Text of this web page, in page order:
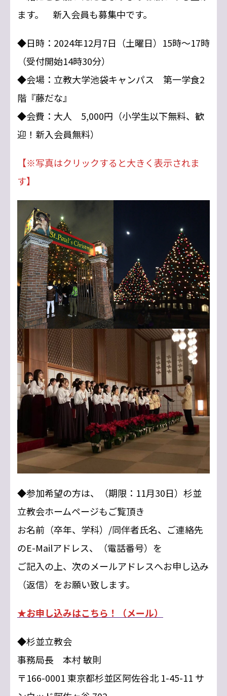
ます。 新入会員も募集中です。
◆日時：2024年12月7日（土曜日）15時～17時
（受付開始14時30分）
◆会場：立教大学池袋キャンパス 第一学食2
階『藤だな』
◆会費：大人 5,000円（小学生以下無料、歓
迎！新入会員無料）
【※写真はクリックすると大きく表示されま
す】
◆参加希望の方は、（期限：11月30日）杉並
立教会ホームページもご覧頂き
お名前（卒年、学科）/同伴者氏名、ご連絡先
のE-Mailアドレス、（電話番号）を
ご記入の上、次のメールアドレスへお申し込み
（返信）をお願い致します。
★お申し込みはこちら！（メール）
◆杉並立教会
事務局長 本村 敏則
〒166-0001 東京都杉並区阿佐谷北 1-45-11 サ